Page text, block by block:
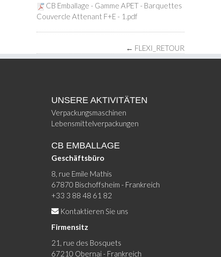
CB Emballage - Gamme APET - Barquettes
Couvercle Attenant F+E - 1.pdf
← FLEXI_RETOUR
UNSERE AKTIVITÄTEN
Verpackungsmaschinen
Lebensmittelverpackungen
CB EMBALLAGE
Geschäftsbüro
8, rue Emile Mathis
67870 Bischoffsheim - Frankreich
+33 3 88 48 61 82
Kontaktieren Sie uns
Firmensitz
21, rue des Bosquets
67210 Obernai - Frankreich